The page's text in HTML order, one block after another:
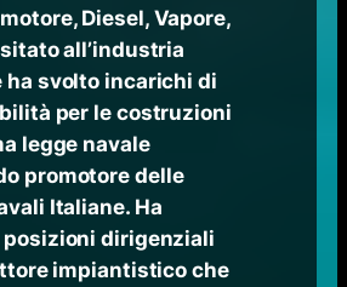
Diesel, Vapore,
all’industria
ha svolto incarichi di
per le costruzioni
legge navale
promotore delle
Italiane. Ha
dirigenziali
impiantistico che